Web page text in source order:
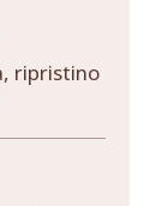
ripristino